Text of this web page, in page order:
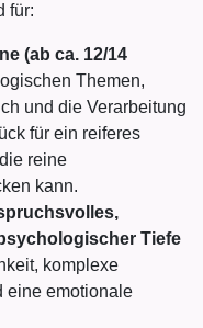
für:
(ab ca. 12/14
Themen,
und die Verarbeitung
für ein reiferes
reine
kann.
Tiefe
komplexe
eine emotionale